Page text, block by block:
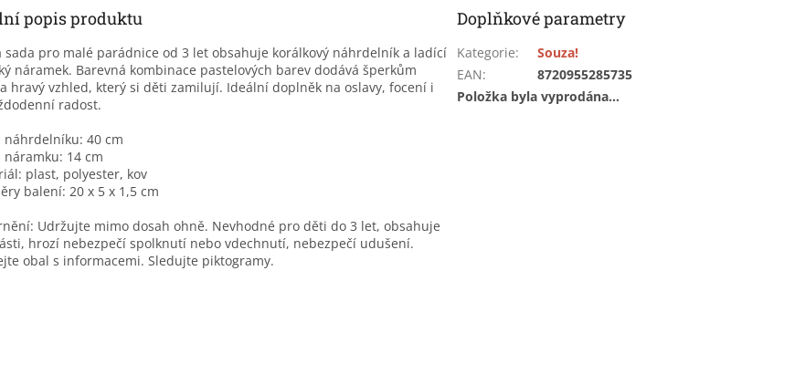
popis produktu
sada pro malé parádnice od 3 let obsahuje korálkový náhrdelník a ladící
náramek. Barevná kombinace pastelových barev dodává šperkům
hravý vzhled, který si děti zamilují. Ideální doplněk na oslavy, focení i
radost.
náhrdelníku: 40 cm
náramku: 14 cm
plast, polyester, kov
balení: 20 x 5 x 1,5 cm
Udržujte mimo dosah ohně. Nevhodné pro děti do 3 let, obsahuje
hrozí nebezpečí spolknutí nebo vdechnutí, nebezpečí udušení.
obal s informacemi. Sledujte piktogramy.
Doplňkové parametry
Kategorie:
Souza!
EAN:
8720955285735
Položka byla vyprodána…